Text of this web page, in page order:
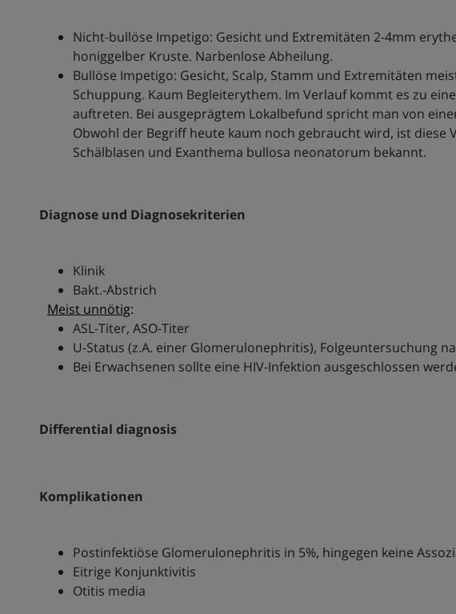
Nicht-bullöse Impetigo: Gesicht und Extremitäten 2-4mm
honiggelber Kruste. Narbenlose Abheilung.
Bullöse Impetigo: Gesicht, Scalp, Stamm und Extremitäten
Schuppung. Kaum Begleiterythem. Im Verlauf kommt es zu
auftreten. Bei ausgeprägtem Lokalbefund spricht man von
Obwohl der Begriff heute kaum noch gebraucht wird, ist
Schälblasen und Exanthema bullosa neonatorum bekannt.
Diagnose und Diagnosekriterien
Klinik
Bakt.-Abstrich
Meist unnötig:
ASL-Titer, ASO-Titer
U-Status (z.A. einer Glomerulonephritis), Folgeuntersuchung
Bei Erwachsenen sollte eine HIV-Infektion ausgeschlossen
Differential diagnosis
Komplikationen
Postinfektiöse Glomerulonephritis in 5%, hingegen keine
Eitrige Konjunktivitis
Otitis media